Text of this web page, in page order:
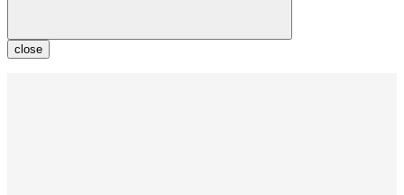
close